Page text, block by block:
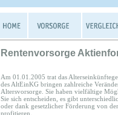
Rentenvorsorge
Am 01.01.2005 trat das
des AltEinKG bringen zahlreiche
Altersvorsorge. Sie haben vielfältige
Sie sich entscheiden, es gibt
oder dank gesetzlicher Förderung von
profitieren.